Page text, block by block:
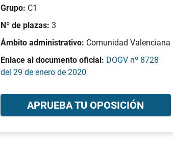
Grupo: C1
Nº de plazas: 3
Ámbito administrativo: Comunidad Valenciana
Enlace al documento oficial: DOGV nº 8728
del 29 de enero de 2020
APRUEBA TU OPOSICIÓN